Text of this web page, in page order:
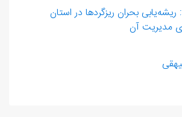
ریشه‌یابی بحران ریزگردها در استان
مدیریت آن